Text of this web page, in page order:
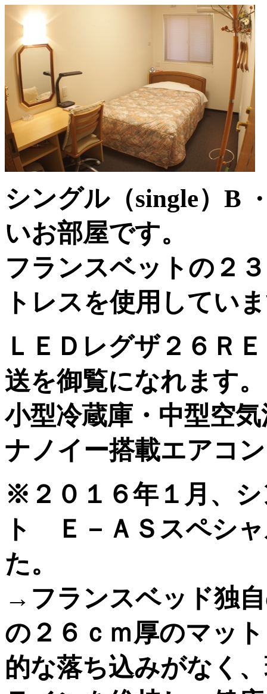
シングル（single）B
いお部屋です。
フランスベットの２
トレスを使用してい
ＬＥＤレグザ２６Ｒ
送を御覧になれます。
小型冷蔵庫・中型空
ナノイー搭載エアコ
※２０１６年１月、
ト Ｅ－ＡＳスペシ
た。
→フランスベッド独
の２６ｃｍ厚のマッ
的な落ち込みがなく